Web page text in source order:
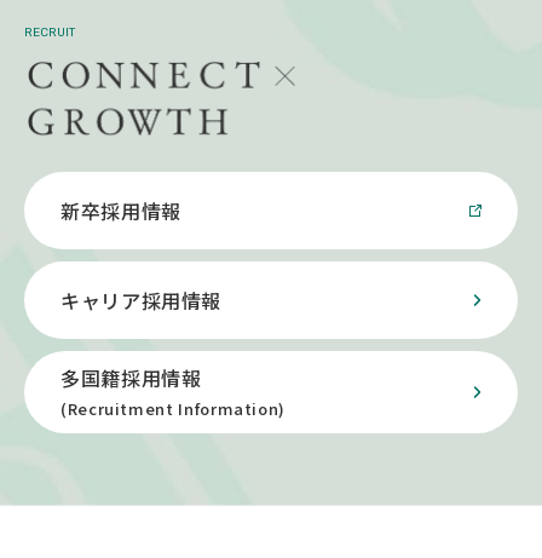
RECRUIT
新卒採用情報
キャリア採用情報
多国籍採用情報
(Recruitment Information)